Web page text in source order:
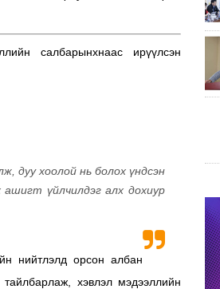
салбарынхнаас ирүүлсэн
дуу хоолой нь болох үндсэн
үйлчилдэг алх дохиур
нийтлэлд орсон албан
хэвлэл мэдээллийн